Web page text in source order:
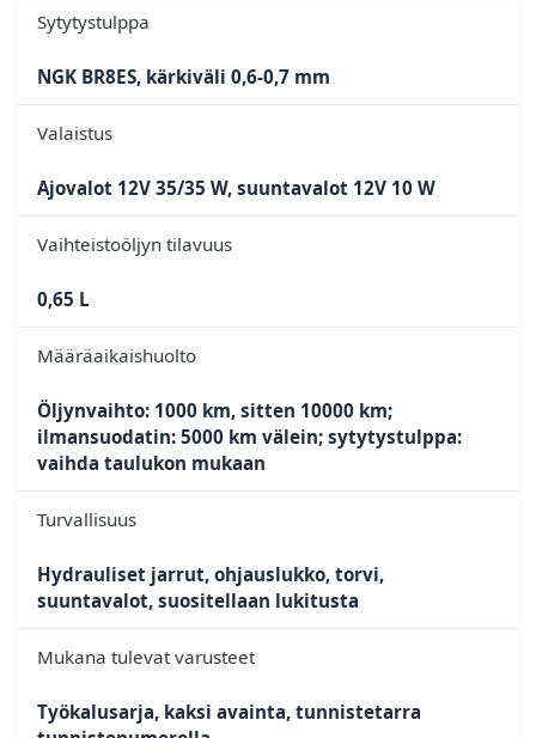
Sytytystulppa
NGK BR8ES, kärkiväli 0,6-0,7 mm
Valaistus
Ajovalot 12V 35/35 W, suuntavalot 12V 10 W
Vaihteistoöljyn tilavuus
0,65 L
Määräaikaishuolto
Öljynvaihto: 1000 km, sitten 10000 km;
ilmansuodatin: 5000 km välein; sytytystulppa:
vaihda taulukon mukaan
Turvallisuus
Hydrauliset jarrut, ohjauslukko, torvi,
suuntavalot, suositellaan lukitusta
Mukana tulevat varusteet
Työkalusarja, kaksi avainta, tunnistetarra